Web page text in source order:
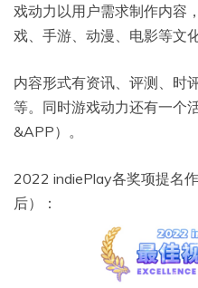
戏动力以用户需求制作内容
戏、手游、动漫、电影等文
内容形式有资讯、评测、时
等。同时游戏动力还有一个
&APP）。
2022 indiePlay各奖项提名
后）：